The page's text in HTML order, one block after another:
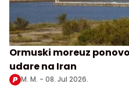
Ormuski moreuz
udare na Iran
M. M. - 08. Jul 2026.